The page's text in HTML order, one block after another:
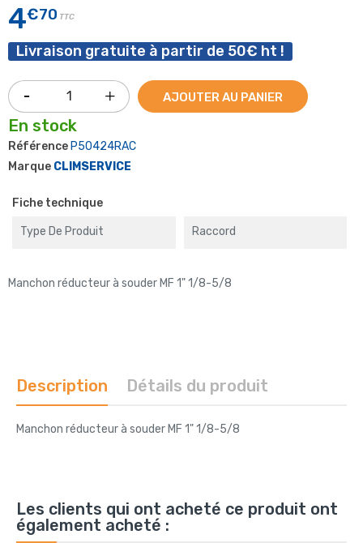
4€70 TTC
Livraison gratuite à partir de 50€ ht !
AJOUTER AU PANIER
En stock
Référence P50424RAC
Marque CLIMSERVICE
Fiche technique
Type De Produit Raccord
Manchon réducteur à souder MF 1" 1/8-5/8
Description Détails du produit
Manchon réducteur à souder MF 1" 1/8-5/8
Les clients qui ont acheté ce produit ont
également acheté :